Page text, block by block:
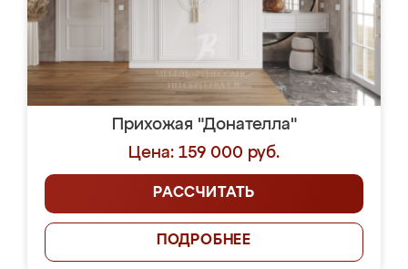
Прихожая "Донателла"
Цена: 159 000 руб.
РАССЧИТАТЬ
ПОДРОБНЕЕ